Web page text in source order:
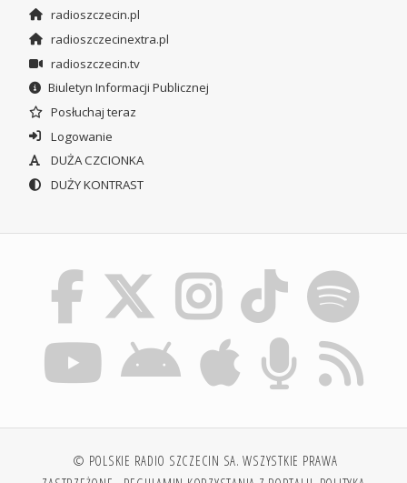
radioszczecin.pl
radioszczecinextra.pl
radioszczecin.tv
Biuletyn Informacji Publicznej
Posłuchaj teraz
Logowanie
DUŻA CZCIONKA
DUŻY KONTRAST
© POLSKIE RADIO SZCZECIN SA. WSZYSTKIE PRAWA